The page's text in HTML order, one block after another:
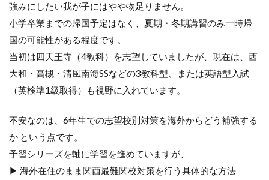
強みにしたい我が子にはやや物足りません。
小学卒業までの帰国予定はなく、夏期・冬期講習のみ一時帰
国の可能性がある程度です。
当初は四天王寺（4教科）を志望していましたが、現在は、西
大和・高槻・清風南海SSなどの3教科型、または英語型入試
（英検準1級取得）も視野に入れています。
不安なのは、6年生での志望校別対策を海外からどう補強する
か という点です。
予習シリーズを軸に学習を進めていますが、
▶ 海外在住のまま関西最難関校対策を行う具体的な方法